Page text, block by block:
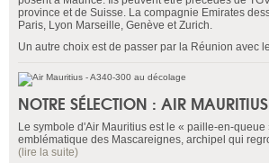
province et de Suisse. La compagnie Emirates
Paris, Lyon Marseille, Genève et Zurich.
Un autre choix est de passer par la Réunion avec
NOTRE SÉLECTION : AIR MAURITIUS
Le symbole d'Air Mauritius est le « paille-en-queue
emblématique des Mascareignes, archipel qui
(lire la suite)